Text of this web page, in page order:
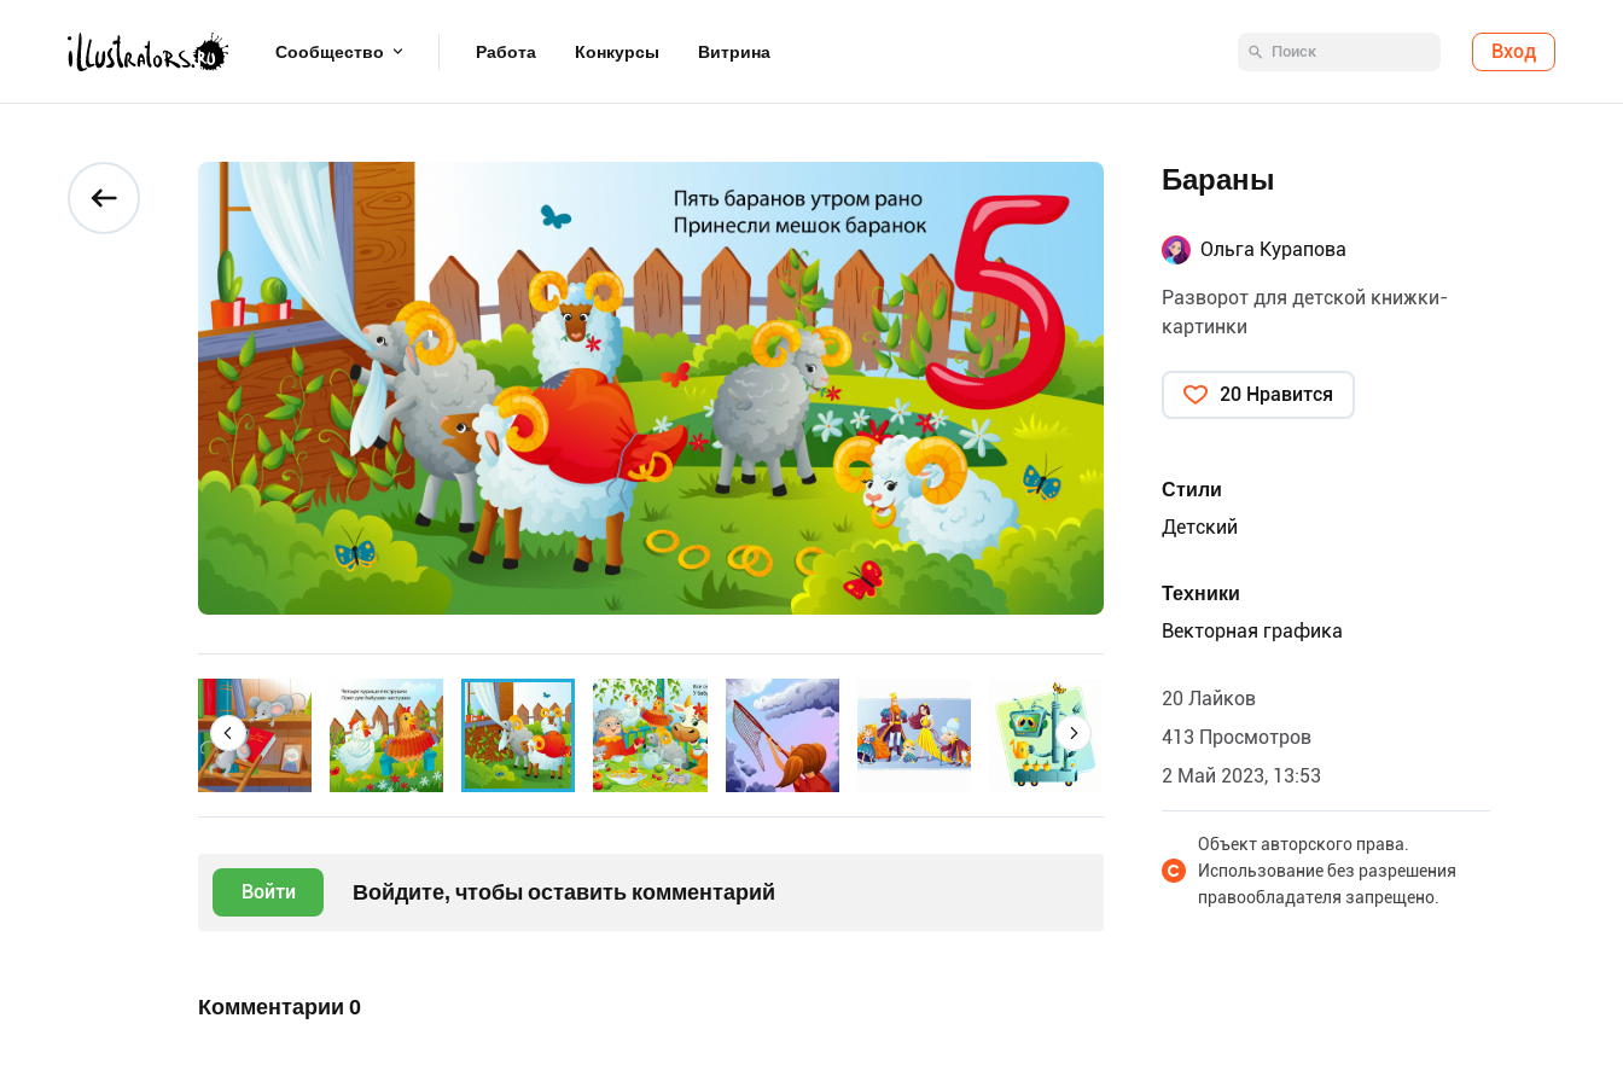
Сообщество Работа Конкурсы Витрина Вход
Войти Войдите, чтобы оставить комментарий
Комментарии 0
Бараны
Ольга Курапова
Разворот для детской книжки-
картинки
20 Нравится
Стили
Детский
Техники
Векторная графика
20 Лайков
413 Просмотров
2 Май 2023, 13:53
Объект авторского права.
Использование без разрешения
правообладателя запрещено.